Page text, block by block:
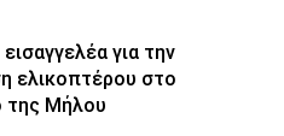
για την
ελικοπτέρου στο
της Μήλου